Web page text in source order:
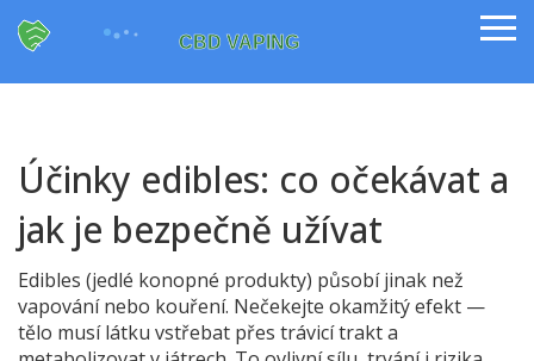
Účinky edibles: co očekávat a
jak je bezpečně užívat
Edibles (jedlé konopné produkty) působí jinak než
vapování nebo kouření. Nečekejte okamžitý efekt —
tělo musí látku vstřebat přes trávicí trakt a